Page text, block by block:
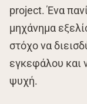
project. Ένα
μηχάνημα
στόχο να
εγκεφάλου και
ψυχή.